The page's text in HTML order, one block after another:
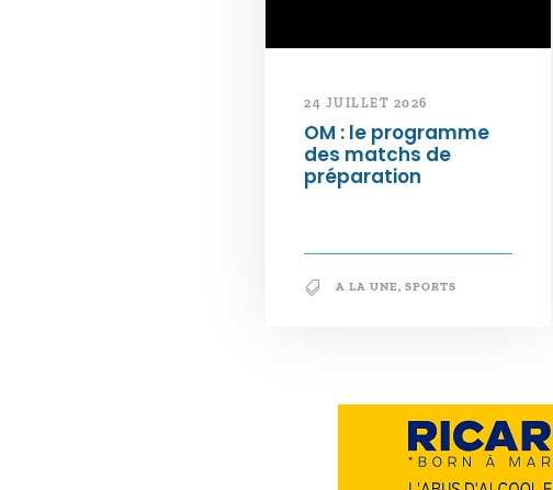
24 JUILLET 2026
OM : le programme
des matchs de
préparation
A LA UNE, SPORTS